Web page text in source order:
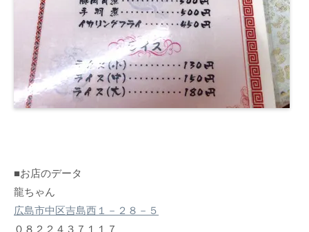
■お店のデータ
龍ちゃん
広島市中区吉島西１－２８－５
０８２２４３７１１７